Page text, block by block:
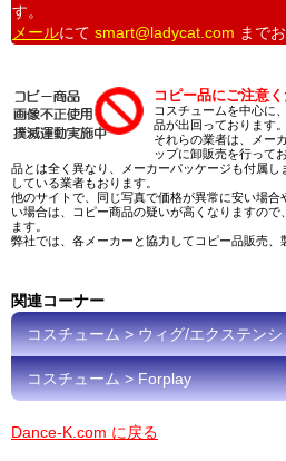
す。
メールにて smart@ladycat.com まで
コピー品にご注意
コスチュームを中心に
品が出回っております。
それらの業者は、メー
ップに卸販売を行って
品とは全く異なり、メーカーパッケージも付属
している業者もおります。
他のサイトで、同じ写真で価格が異常に安い場
い場合は、コピー商品の疑いが高くなりますの
ます。
弊社では、各メーカーと協力してコピー品販売、
関連コーナー
コスチューム > ウィグ/エクステンシ
コスチューム > Forplay
Dance-K.com に戻る